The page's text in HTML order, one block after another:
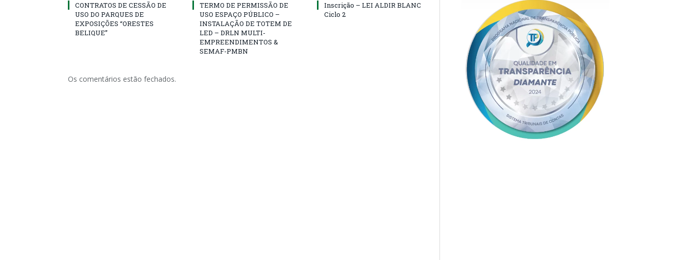
CONTRATOS DE CESSÃO DE
USO DO PARQUES DE
EXPOSIÇÕES “ORESTES
BELIQUE”
TERMO DE PERMISSÃO DE
USO ESPAÇO PÚBLICO –
INSTALAÇÃO DE TOTEM DE
LED – DRLN MULTI-
EMPREENDIMENTOS &
SEMAF-PMBN
Inscrição – LEI ALDIR BLANC
Ciclo 2
Os comentários estão fechados.